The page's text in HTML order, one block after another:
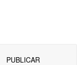
PUBLICAR